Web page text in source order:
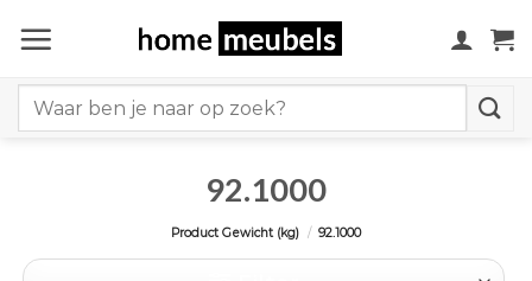
naar
for:
92.1000
Product Gewicht (kg) / 92.1000